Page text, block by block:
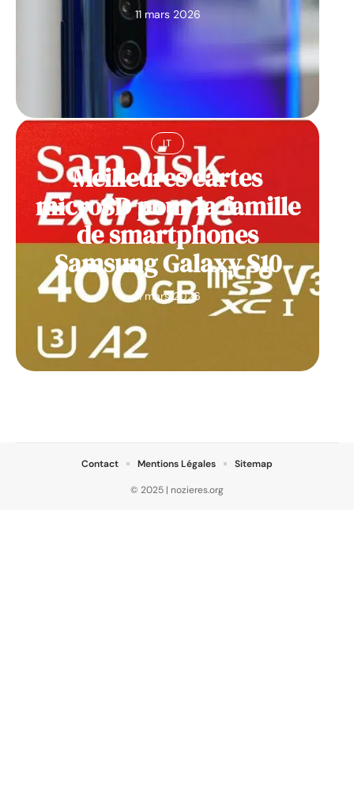
11 mars 2026
IT
Meilleures cartes
microSD pour la famille
de smartphones
Samsung Galaxy S10
11 mars 2026
© 2025 | nozieres.org
Contact Mentions Légales Sitemap